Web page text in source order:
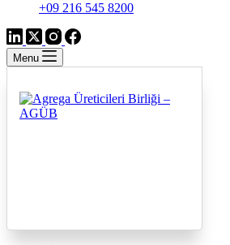
+09 216 545 8200
Menu